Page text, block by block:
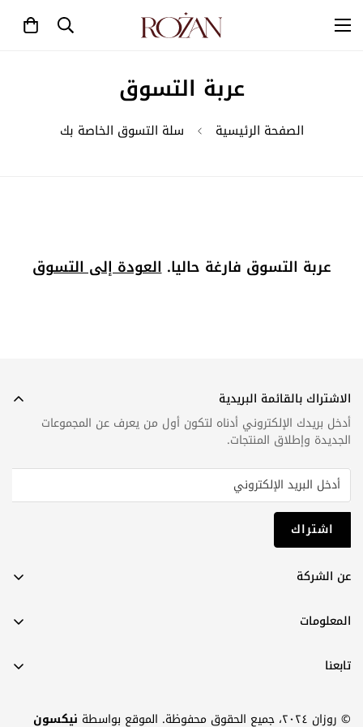
عربة التسوق
الصفحة الرئيسية سلة التسوق الخاصة بك
عربة التسوق فارغة حاليا.العودة إلى التسوق
عن الشركة
اتصل بنا
دليل المقاسات
المعلومات
سياسة الخصوصية
تابعنا
الاشتراك بالقائمة البريدية
أدخل بريدك الإلكتروني أدناه لتكون أول من يعرف عن المجموعات
الجديدة وإطلاق المنتجات.
اشتراك
© روزان ٢٠٢٤، جميع الحقوق محفوظة. الموقع بواسطة نيكسون